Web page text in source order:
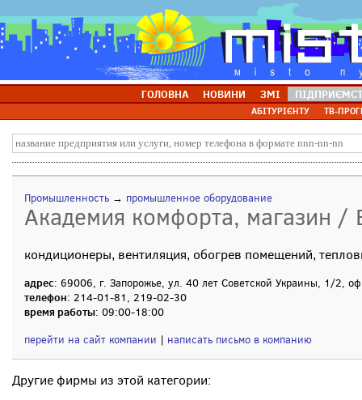
ГОЛОВНА НОВИНИ ЗМІ
АБІТУРІЄНТУ ТВ-
Промышленность → промышленное оборудование
Академия комфорта, магазин /
кондиционеры, вентиляция, обогрев помещений,
адрес: 69006, г. Запорожье, ул. 40 лет Советской Украины, 1/2,
телефон: 214-01-81, 219-02-30
время работы: 09:00-18:00
перейти на сайт компании | написать письмо в компанию
Другие фирмы из этой категории: